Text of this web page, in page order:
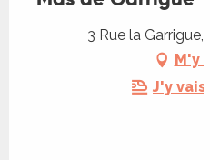
3 Rue la Garrigue,
M'y
J'y vais